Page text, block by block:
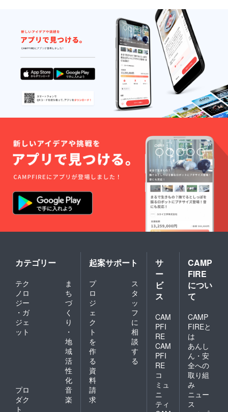
カテゴリー
テク
ノロ
ジー
・ガ
ジェ
ット
ま
ち
づ
く
り
・
地
域
活
性
化
プロ
ダク
ト
音
楽
起案サポート
プ
ロ
ジ
ェ
ク
ト
を
作
る
ス
タ
ッ
フ
に
相
談
す
る
資
料
請
求
サ
ー
ビ
ス
CAM
PFI
RE
CAM
PFI
RE
コ
ミュ
ニ
ティ
CAMP
FIRE
につい
て
CAMP
FIREと
は
あんし
ん・安
全への
取り組
み
ニュー
ス